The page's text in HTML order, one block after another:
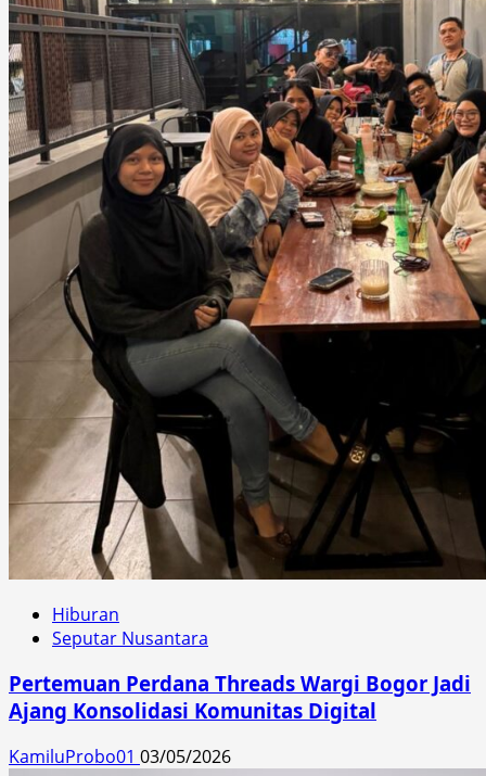
Hiburan
Seputar Nusantara
Pertemuan Perdana Threads Wargi Bogor Jadi
Ajang Konsolidasi Komunitas Digital
KamiluProbo01 03/05/2026